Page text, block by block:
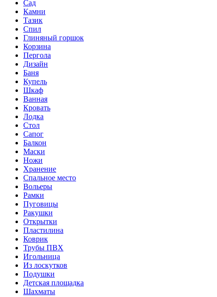
Сад
Камни
Тазик
Спил
Глиняный горшок
Корзина
Пергола
Дизайн
Баня
Купель
Шкаф
Ванная
Кровать
Лодка
Стол
Сапог
Балкон
Маски
Ножи
Хранение
Спальное место
Вольеры
Рамки
Пуговицы
Ракушки
Открытки
Пластилина
Коврик
Трубы ПВХ
Игольница
Из лоскутков
Подушки
Детская площадка
Шахматы